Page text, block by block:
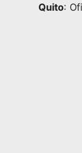
Quito: